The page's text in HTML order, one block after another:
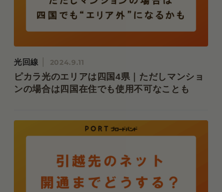
光回線 2024.9.11
ピカラ光のエリアは四国4県｜ただしマンショ
ンの場合は四国在住でも使用不可なことも